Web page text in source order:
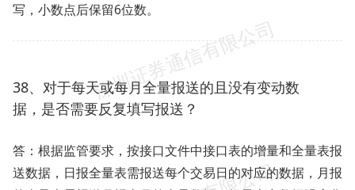
写，小数点后保留6位数。
38、对于每天或每月全量报送的且没有变动数
据，是否需要反复填写报送？
答：根据监管要求，按接口文件中接口表的增量和全量表报
送数据，日报全量表需报送每个交易日的对应的数据，月报